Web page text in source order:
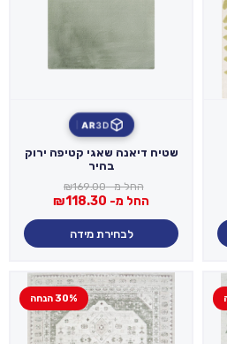
3D
AR
שטיח דיאנה שאגי קטיפה ירוק
בהיר
החל מ- ₪169.00
החל מ- ₪118.30
לבחירת מידה
30% הנחה